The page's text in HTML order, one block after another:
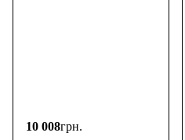
10 008грн.